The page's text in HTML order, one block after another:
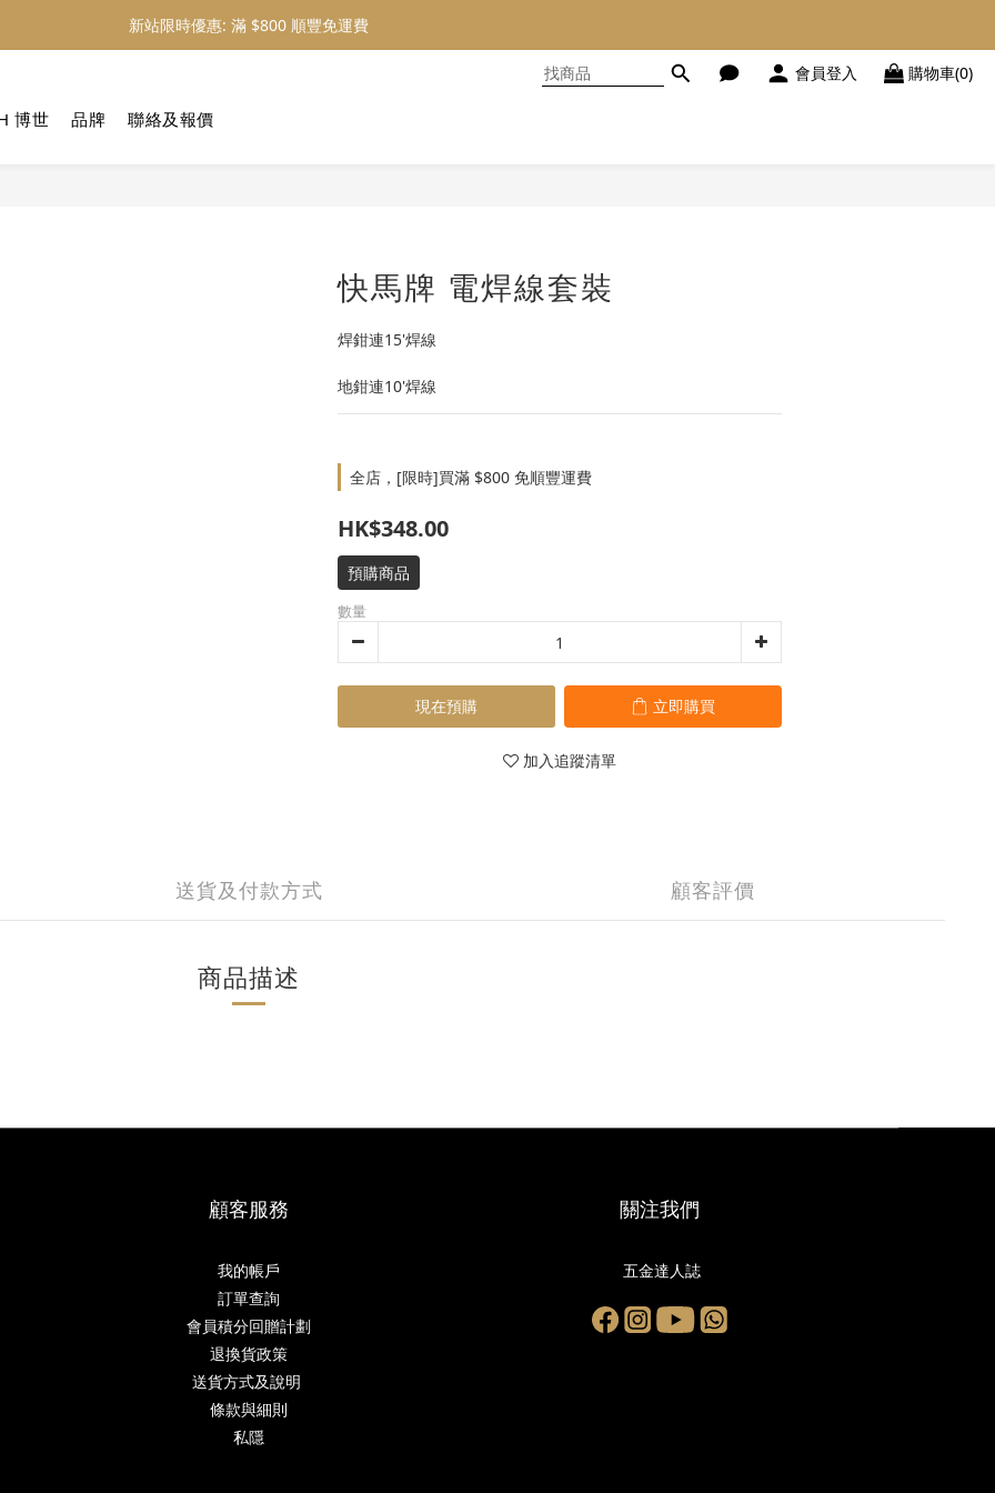
新站限時優惠: 會員購物 4% 回贈
新站限時優惠: 滿 $800 順豐免運費
會員登入 購物車(0)
博世 品牌 聯絡及報價
快馬牌 電焊線套裝
焊鉗連15'焊線
地鉗連10'焊線
全店，[限時]買滿 $800 免順豐運費
HK$348.00
預購商品
數量
現在預購 立即購買
加入追蹤清單
送貨及付款方式 顧客評價
商品描述
顧客服務
我的帳戶
訂單查詢
會員積分回贈計劃
退換貨政策
送貨方式及說明
條款與細則
私隱
關注我們
五金達人誌